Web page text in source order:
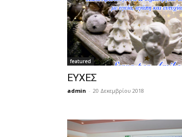
featured
ΕΥΧΕΣ
admin - 20 Δεκεμβρίου 2018